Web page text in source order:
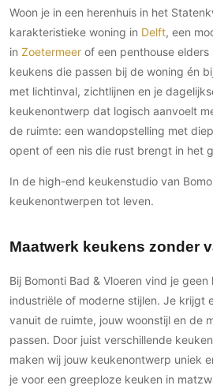
Keukenapparatuur
Keukenbladen
Keukenaccessoires
Keukenkranen
Ramen en deuren
Binnendeuren
Aluminium deuren
Houten deuren
Systeemwanden
Raambeslag
Meubelbeslag
Vloer
Vloeren
Gevel
Gevelbekleding
Gevelstenen
Houten gevelbekleding
Stucwerk
Schilderwerk buiten
buitenvloeren
Vlonders
Zonwering
Zonwering buiten
Tuin
Villa
Zwembad
Zakelijk
Horeca
Woon je in een herenhuis in het
karakteristieke woning in Delft, een
in Zoetermeer of een penthouse
keukens die passen bij de woning én
met lichtinval, zichtlijnen en je
keukenontwerp dat logisch aanvoelt
de ruimte: een wandopstelling met
opent of een nis die rust brengt in het
In de high-end keukenstudio van
keukenontwerpen tot leven.
Maatwerk keukens zonder
Bij Bomonti Bad & Vloeren vind je
industriële of moderne stijlen. Je krijgt
vanuit de ruimte, jouw woonstijl en de
passen. Door juist verschillende
maken wij jouw keukenontwerp uniek
je voor een greeploze keuken in